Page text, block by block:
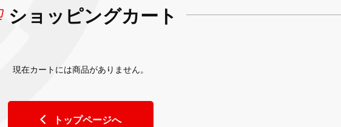
ショッピングカート
現在カートには商品がありません。
トップページへ